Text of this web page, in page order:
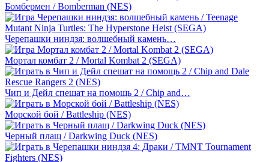
Бомбермен / Bomberman (NES)
Черепашки ниндзя: волшебный камень…
Мортал комбат 2 / Mortal Kombat 2 (SEGA)
Чип и Дейл спешат на помощь 2 / Chip and…
Морской бой / Battleship (NES)
Черный плащ / Darkwing Duck (NES)